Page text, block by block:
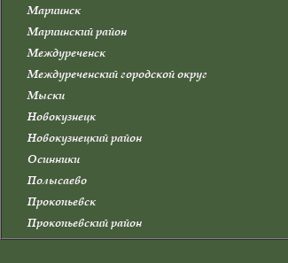
Мариинск
Мариинский район
Междуреченск
Междуреченский городской округ
Мыски
Новокузнецк
Новокузнецкий район
Осинники
Полысаево
Прокопьевск
Прокопьевский район
Промышленновский район